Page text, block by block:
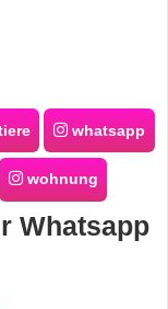
whatsapp
wohnung
Whatsapp